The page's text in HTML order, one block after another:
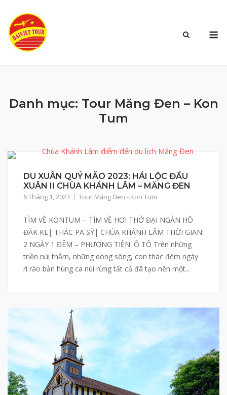
content
Danh mục: Tour Măng Đen – Kon
Tum
DU XUÂN QUÝ MÃO 2023: HÁI LỘC ĐẦU
XUÂN II CHÙA KHÁNH LÂM – MĂNG ĐEN
6 Tháng 1, 2023 Tour Măng Đen - Kon Tum
TÌM VỀ KONTUM – TÌM VỀ HƠI THỞ ĐẠI NGÀN HỒ
ĐĂK KE| THÁC PA SỸ| CHÙA KHÁNH LÂM THỜI GIAN:
2 NGÀY 1 ĐÊM – PHƯƠNG TIỆN: Ô TÔ Trên những
triền núi thẳm, những dòng sông, con thác đêm ngày
rì rào bản hùng ca núi rừng tất cả đã tạo nên một...